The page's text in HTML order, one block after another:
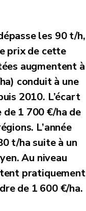
les 90 t/h,
prix de cette
augmentent à
conduit à une
2010. L’écart
1 700 €/ha de
L’année
t/ha suite à un
Au niveau
pratiquement
de 1 600 €/ha.